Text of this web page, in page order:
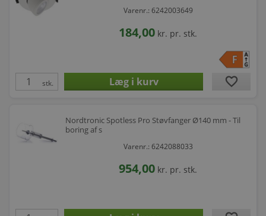
Varenr.: 6242003649
184,00 kr. pr. stk.
stk. favorite
Nordtronic Spotless Pro Støvfanger Ø140 mm - Til
boring af s
Varenr.: 6242088033
954,00 kr. pr. stk.